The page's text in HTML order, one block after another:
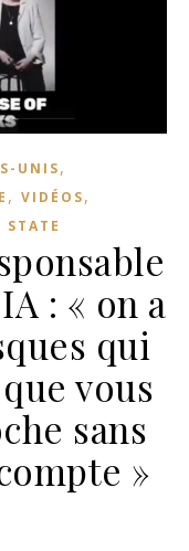
UNIS,
, VIDÉOS,
STATE
: « on a
qui
vous
sans
»